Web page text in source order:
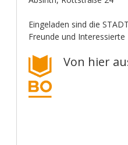
Eingeladen sind die
Freunde und Interessierte
Von hier